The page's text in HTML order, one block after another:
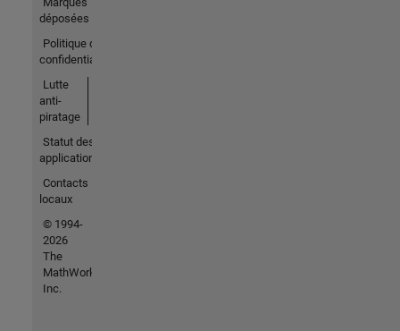
déposées
Politique de
confidentialité
Lutte
anti-
piratage
Statut des
applications
Contacts
locaux
© 1994-
2026
The
MathWorks,
Inc.